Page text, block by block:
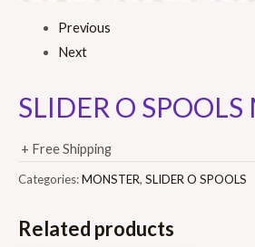
Previous
Next
SLIDER O
+ Free Shipping
Categories:MONSTER, SLIDER O SPOOLS
Related products